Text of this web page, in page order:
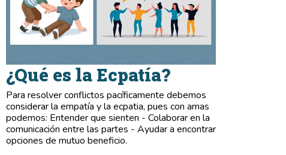
¿Qué es la Ecpatía?
Para resolver conflictos pacíficamente debemos
considerar la empatía y la ecpatia, pues con amas
podemos: Entender que sienten - Colaborar en la
comunicación entre las partes - Ayudar a encontrar
opciones de mutuo beneficio.